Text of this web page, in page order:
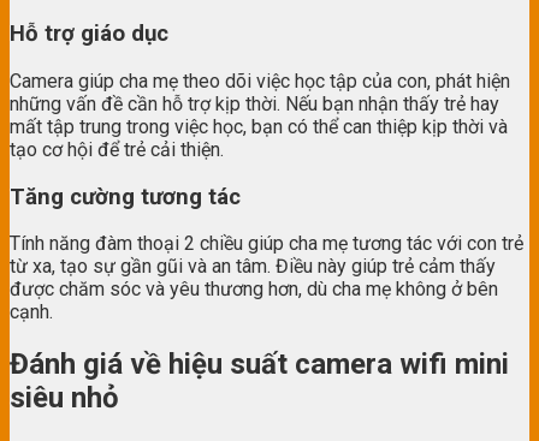
Hỗ trợ giáo dục
Camera giúp cha mẹ theo dõi việc học tập của con, phát hiện
những vấn đề cần hỗ trợ kịp thời. Nếu bạn nhận thấy trẻ hay
mất tập trung trong việc học, bạn có thể can thiệp kịp thời và
tạo cơ hội để trẻ cải thiện.
Tăng cường tương tác
Tính năng đàm thoại 2 chiều giúp cha mẹ tương tác với con trẻ
từ xa, tạo sự gần gũi và an tâm. Điều này giúp trẻ cảm thấy
được chăm sóc và yêu thương hơn, dù cha mẹ không ở bên
cạnh.
Đánh giá về hiệu suất camera wifi mini
siêu nhỏ